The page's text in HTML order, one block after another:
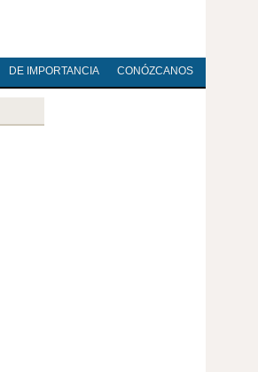
DE IMPORTANCIA CONÓZCANOS